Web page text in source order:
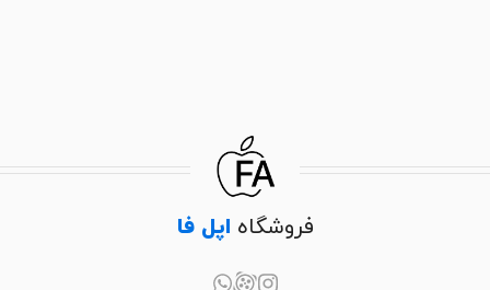
فروشگاه اپل فا